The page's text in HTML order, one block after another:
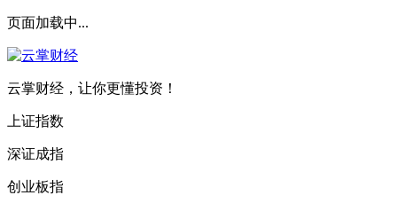
页面加载中...
云掌财经，让你更懂投资！
上证指数
深证成指
创业板指